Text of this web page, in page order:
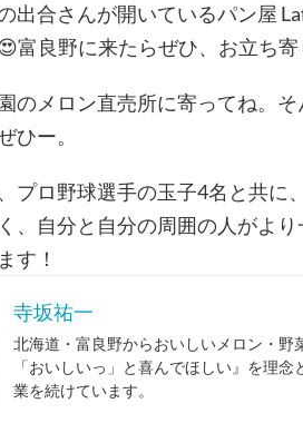
出合さんが開いているパン屋
富良野に来たらぜひ、お立ち寄
のメロン直売所に寄ってね。そ
ひー。
プロ野球選手の玉子4名と共に
、自分と自分の周囲の人がよ
す！
寺坂祐一
北海道・富良野からおいしいメロン・野
「おいしいっ」と喜んでほしい』を理
業を続けています。